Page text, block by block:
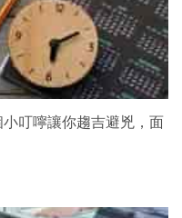
叮嚀讓你趨吉避兇，面